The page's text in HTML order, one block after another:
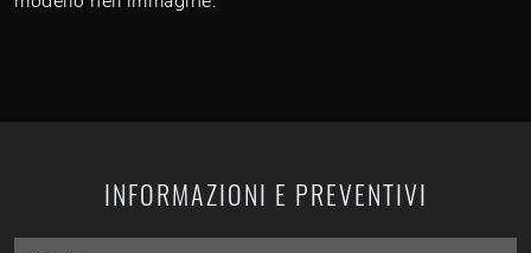
INFORMAZIONI E PREVENTIVI